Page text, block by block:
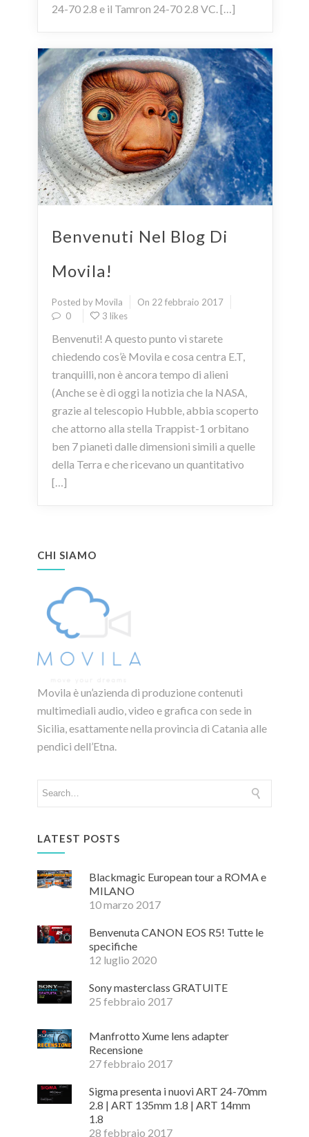
24-70 2.8 e il Tamron 24-70 2.8 VC. […]
Benvenuti Nel Blog Di
Movila!
Posted by Movila
On 22 febbraio 2017
0
3 likes
Benvenuti! A questo punto vi starete
chiedendo cos’è Movila e cosa centra E.T,
tranquilli, non è ancora tempo di alieni
(Anche se è di oggi la notizia che la NASA,
grazie al telescopio Hubble, abbia scoperto
che attorno alla stella Trappist-1 orbitano
ben 7 pianeti dalle dimensioni simili a quelle
della Terra e che ricevano un quantitativo
[…]
CHI SIAMO
Movila è un’azienda di produzione contenuti
multimediali audio, video e grafica con sede in
Sicilia, esattamente nella provincia di Catania alle
pendici dell’Etna.
LATEST POSTS
Blackmagic European tour a ROMA e
MILANO
10 marzo 2017
Benvenuta CANON EOS R5! Tutte le
specifiche
12 luglio 2020
Sony masterclass GRATUITE
25 febbraio 2017
Manfrotto Xume lens adapter
Recensione
27 febbraio 2017
Sigma presenta i nuovi ART 24-70mm
2.8 | ART 135mm 1.8 | ART 14mm
1.8
28 febbraio 2017